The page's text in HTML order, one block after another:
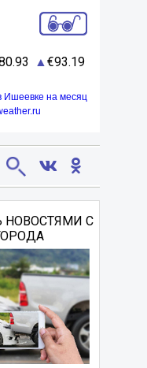
93.19
Ишеевке на месяц
НОВОСТЯМИ С